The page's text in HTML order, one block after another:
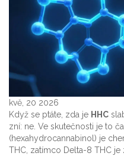
kvě, 20 2026
Když se ptáte, zda je HHC
zní: ne. Ve skutečnosti je to
(hexahydrocannabinol) je
THC, zatímco Delta-8 THC je